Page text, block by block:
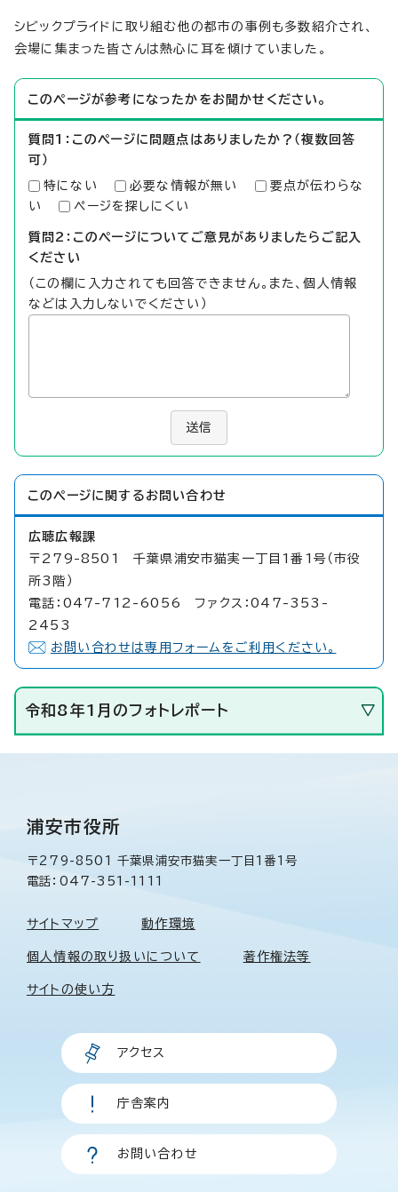
シビックプライドに取り組む他の都市の事例も多数紹介され、
会場に集まった皆さんは熱心に耳を傾けていました。
このページが参考になったかをお聞かせください。
質問1：このページに問題点はありましたか？（複数回答
可）
特にない 必要な情報が無い
要点が伝わらな
い
ページを探しにくい
質問2：このページについてご意見がありましたらご記入
ください
（この欄に入力されても回答できません。また、個人情報
などは入力しないでください）
送信
このページに関する お問い合わせ
広聴広報課
〒279-8501 千葉県浦安市猫実一丁目1番1号（市役
所3階）
電話：047-712-6056 ファクス：047-353-
2453
お問い合わせは専用フォームをご利用ください。
令和8年1月のフォトレポート
浦安市役所
〒279-8501 千葉県浦安市猫実一丁目1番1号
電話：047-351-1111
サイトマップ 動作環境
個人情報の取り扱いについて 著作権法等
サイトの使い方
アクセス
庁舎案内
お問い合わせ